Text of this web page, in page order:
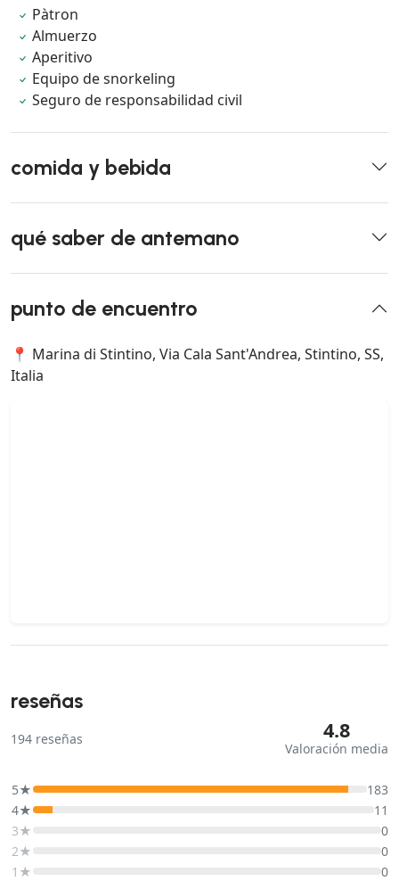
Pàtron
Almuerzo
Aperitivo
Equipo de snorkeling
Seguro de responsabilidad civil
comida y bebida
qué saber de antemano
punto de encuentro
📍 Marina di Stintino, Via Cala Sant'Andrea, Stintino, SS,
Italia
reseñas
194 reseñas 4.8
Valoración media
5★
183
4★
11
3★
0
2★
0
1★
0